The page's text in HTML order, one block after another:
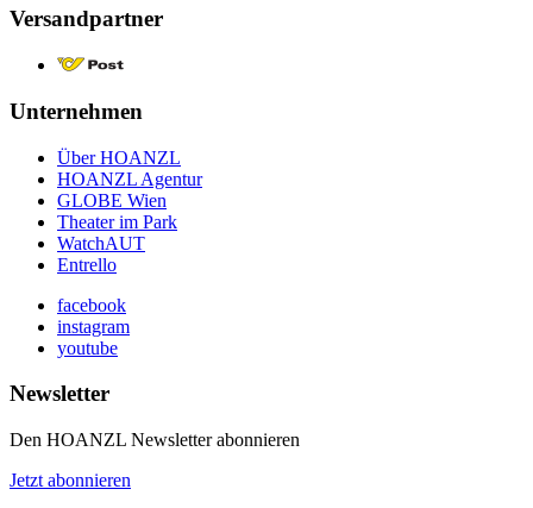
Versandpartner
Unternehmen
Über HOANZL
HOANZL Agentur
GLOBE Wien
Theater im Park
WatchAUT
Entrello
facebook
instagram
youtube
Newsletter
Den HOANZL Newsletter abonnieren
Jetzt abonnieren